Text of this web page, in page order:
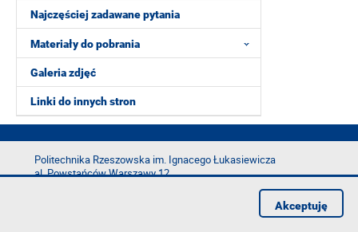
Najczęściej zadawane pytania
Materiały do pobrania
Galeria zdjęć
Linki do innych stron
Politechnika Rzeszowska im. Ignacego Łukasiewicza
al. Powstańców Warszawy 12
Akceptuję